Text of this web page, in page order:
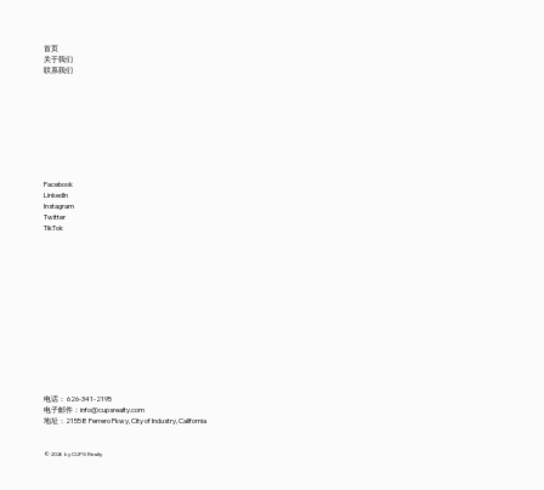
© 2026 by CUPS Realty
电话： 626-341-2195
电子邮件： info@cupsrealty.com
地址：21558 Ferrero Pkwy, City of Industry, California
首页
关于我们
联系我们
Facebook
LinkedIn
Instagram
Twitter
TikTok